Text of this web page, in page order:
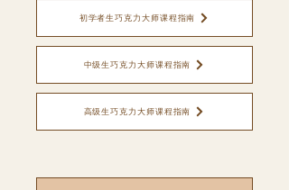
初学者生巧克力大师课程指南
中级生巧克力大师课程指南
高级生巧克力大师课程指南